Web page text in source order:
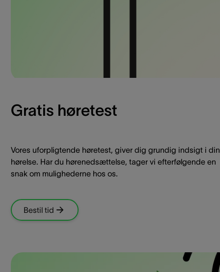
Gratis høretest
Vores uforpligtende høretest, giver dig grundig indsigt i din
hørelse. Har du hørenedsættelse, tager vi efterfølgende en
snak om mulighederne hos os.
Bestil tid